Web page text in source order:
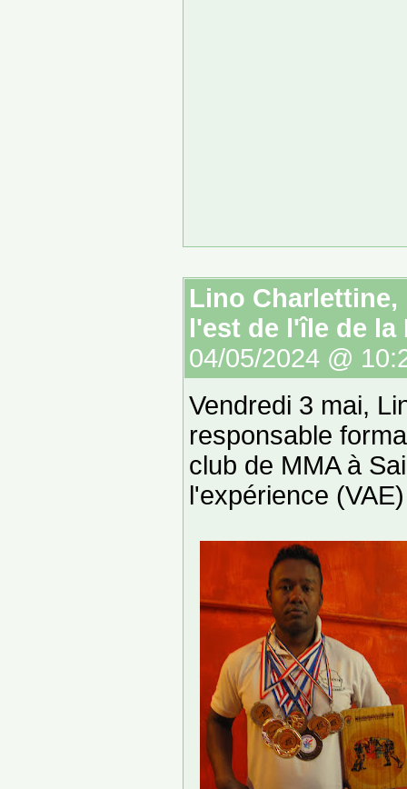
Lino
l'est de l'île de la
04/05/2024 @
Vendredi 3 mai,
responsable
club de MMA à
l'expérience